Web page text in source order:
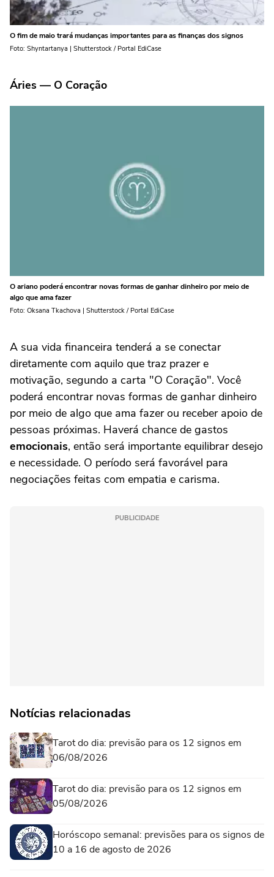
O fim de maio trará mudanças importantes para as finanças dos signos
Foto: Shyntartanya | Shutterstock / Portal EdiCase
Áries — O Coração
O ariano poderá encontrar novas formas de ganhar dinheiro por meio de
algo que ama fazer
Foto: Oksana Tkachova | Shutterstock / Portal EdiCase
A sua vida financeira tenderá a se conectar
diretamente com aquilo que traz prazer e
motivação, segundo a carta "O Coração". Você
poderá encontrar novas formas de ganhar dinheiro
por meio de algo que ama fazer ou receber apoio de
pessoas próximas. Haverá chance de gastos
emocionais, então será importante equilibrar desejo
e necessidade. O período será favorável para
negociações feitas com empatia e carisma.
PUBLICIDADE
Notícias relacionadas
Tarot do dia: previsão para os 12 signos em
06/08/2026
Tarot do dia: previsão para os 12 signos em
05/08/2026
Horóscopo semanal: previsões para os signos de
10 a 16 de agosto de 2026